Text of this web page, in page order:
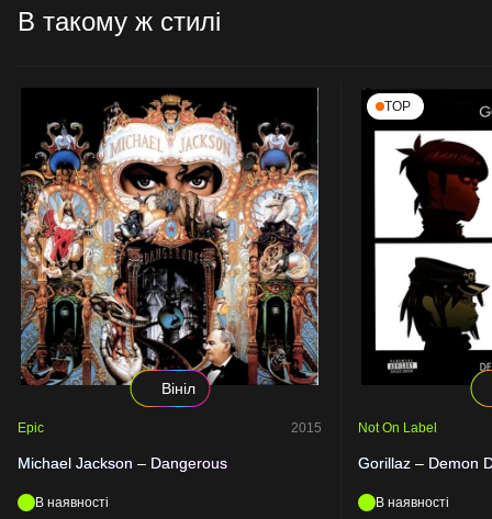
В такому ж стилі
Вініл
Epic 2015
Michael Jackson – Dangerous
В наявності
TOP
Not On Label
Gorillaz – Demon
В наявності